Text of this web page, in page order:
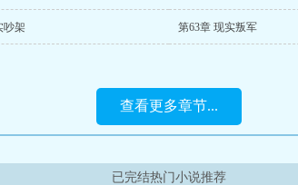
吵架 第63章 现实叛军
查看更多章节...
已完结热门小说推荐